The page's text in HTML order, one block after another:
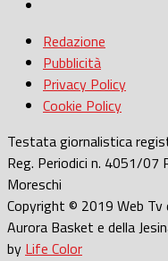
Redazione
Pubblicità
Privacy Policy
Cookie Policy
Testata giornalistica
Reg. Periodici n. 4051/07
Moreschi
Copyright © 2019 Web Tv
Aurora Basket e della
by Life Color